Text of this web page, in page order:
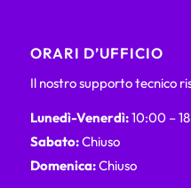
ORARI D’UFFICIO
Il nostro supporto tecnico
Lunedì-Venerdì:10:00 –
Sabato:Chiuso
Domenica:Chiuso